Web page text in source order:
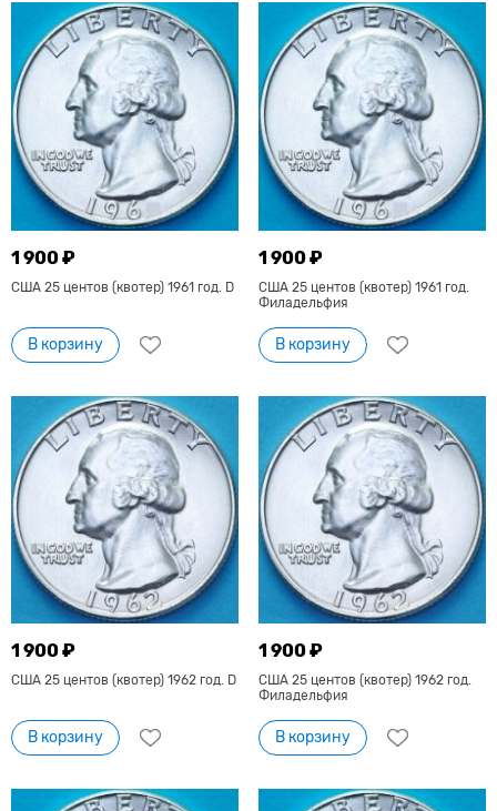
1 900 ₽
США 25 центов (квотер) 1961 год. D
В корзину
1 900 ₽
США 25 центов (квотер) 1961 год.
Филадельфия
В корзину
1 900 ₽
США 25 центов (квотер) 1962 год. D
В корзину
1 900 ₽
США 25 центов (квотер) 1962 год.
Филадельфия
В корзину